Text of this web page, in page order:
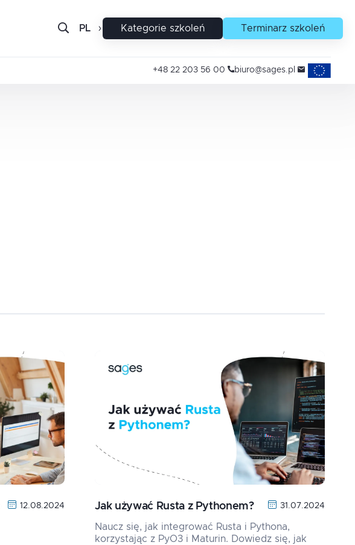
PL EN Kategorie szkoleń Terminarz szkoleń
+48 22 203 56 00 biuro@sages.pl Projekty
12.08.2024 Jak używać Rusta z Pythonem? 31.07.2024
Naucz się, jak integrować Rusta i Pythona,
korzystając z PyO3 i Maturin. Dowiedz się, jak